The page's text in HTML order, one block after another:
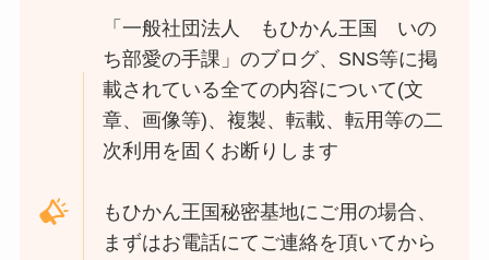
「一般社団法人 もひかん王国 いの
ち部愛の手課」のブログ、SNS等に掲
載されている全ての内容について(文
章、画像等)、複製、転載、転用等の二
次利用を固くお断りします
もひかん王国秘密基地にご用の場合、
まずはお電話にてご連絡を頂いてから